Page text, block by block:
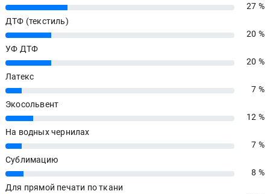
27%
27 %
ДТФ (текстиль)
20%
20 %
УФ ДТФ
20%
20 %
Латекс
7%
7 %
Экосольвент
12%
12 %
На водных чернилах
7%
7 %
Сублимацию
8%
8 %
Для прямой печати по ткани